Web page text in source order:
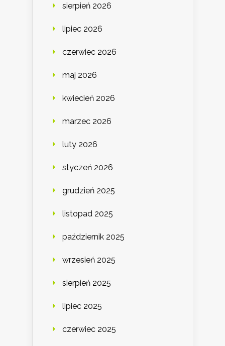
sierpień 2026
lipiec 2026
czerwiec 2026
maj 2026
kwiecień 2026
marzec 2026
luty 2026
styczeń 2026
grudzień 2025
listopad 2025
październik 2025
wrzesień 2025
sierpień 2025
lipiec 2025
czerwiec 2025